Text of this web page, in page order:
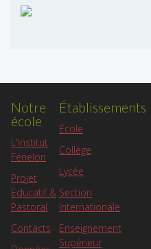
Notre
école
L'Institut
Fénelon
Projet
Educatif &
Pastoral
Contacts
Établissements
École
Collège
Lycée
Section
Internationale
Enseignement
Supérieur